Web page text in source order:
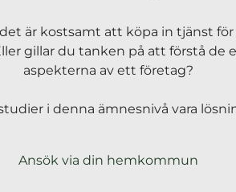
är kostsamt att köpa in tjänst för
gillar du tanken på att förstå de
aspekterna av ett företag?
i denna ämnesnivå vara
Ansök via din hemkommun